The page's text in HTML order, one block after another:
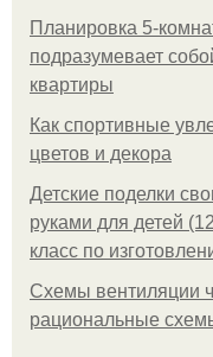
Планировка 5-
подразумевает
квартиры
Как спортивные
цветов и декора
Детские поделки
руками для детей
класс по
Схемы вентиляции
рациональные